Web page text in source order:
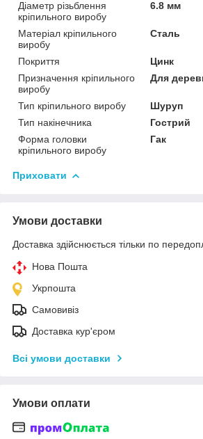
Діаметр різьблення
кріпильного виробу
6.8 мм
Матеріал кріпильного
виробу
Сталь
Покриття
Цинк
Призначення кріпильного
виробу
Для
Тип кріпильного виробу
Шуруп
Тип накінечника
Гострий
Форма головки
кріпильного виробу
Гак
Приховати
Умови доставки
Доставка здійснюється тільки по
Нова Пошта
Укрпошта
Самовивіз
Доставка кур'єром
Всі умови доставки
Умови оплати